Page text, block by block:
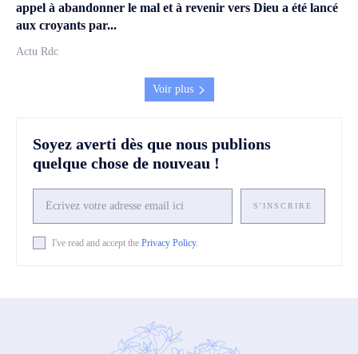
appel à abandonner le mal et à revenir vers Dieu a été lancé
aux croyants par...
Actu Rdc
Voir plus
Soyez averti dès que nous publions
quelque chose de nouveau !
S'INSCRIRE
I've read and accept the Privacy Policy.